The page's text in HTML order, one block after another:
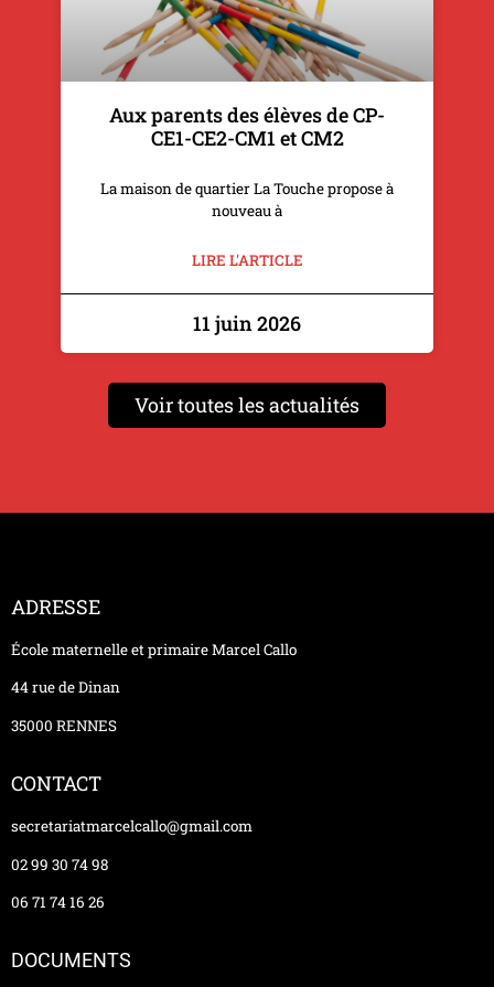
Aux parents des élèves de CP-
CE1-CE2-CM1 et CM2
La maison de quartier La Touche propose à
nouveau à
LIRE L'ARTICLE
11 juin 2026
Voir toutes les actualités
ADRESSE
École maternelle et primaire Marcel Callo
44 rue de Dinan
35000 RENNES
CONTACT
secretariatmarcelcallo@gmail.com
02 99 30 74 98
06 71 74 16 26
DOCUMENTS